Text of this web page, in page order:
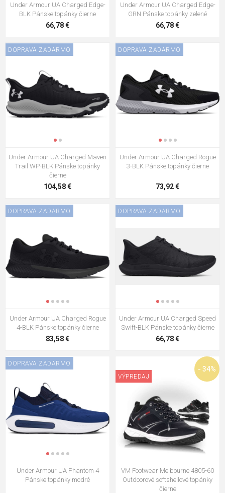
Under Armour UA Charged Edge-
BLK Pánske topánky čierne
66,78 €
Under Armour UA Charged Edge-
GRN Pánske topánky zelené
66,78 €
DOPRAVA ZADARMO
Under Armour UA Charged Maven
Trail WP-BLK Pánske topánky
čierne
104,58 €
DOPRAVA ZADARMO
Under Armour UA Charged Rogue
3-BLK Pánske topánky čierne
73,92 €
DOPRAVA ZADARMO
Under Armour UA Charged Rogue
4-BLK Pánske topánky čierne
83,58 €
DOPRAVA ZADARMO
Under Armour UA Charged Speed
Swift-BLK Pánske topánky čierne
66,78 €
DOPRAVA ZADARMO
Under Armour UA Phantom 4
Pánske topánky modré
- 34%
VÝPREDAJ
VM Footwear Melbourne 4805-60
Outdoorové softshellové topánky
čierne